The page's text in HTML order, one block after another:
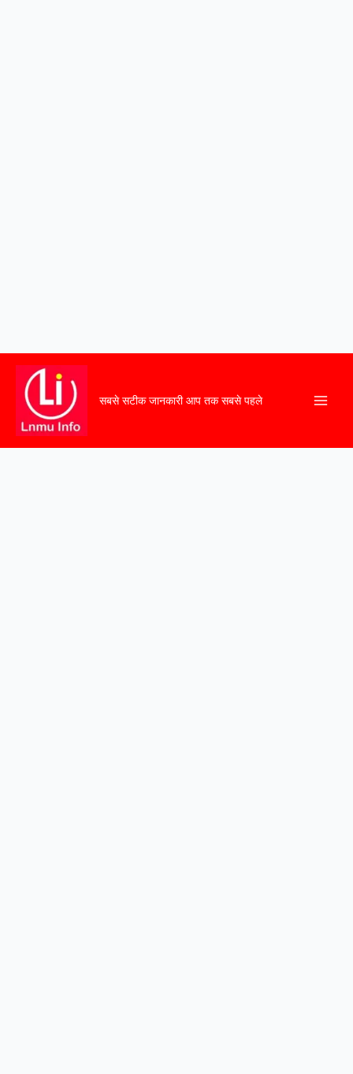
सबसे सटीक जानकारी आप तक सबसे पहले